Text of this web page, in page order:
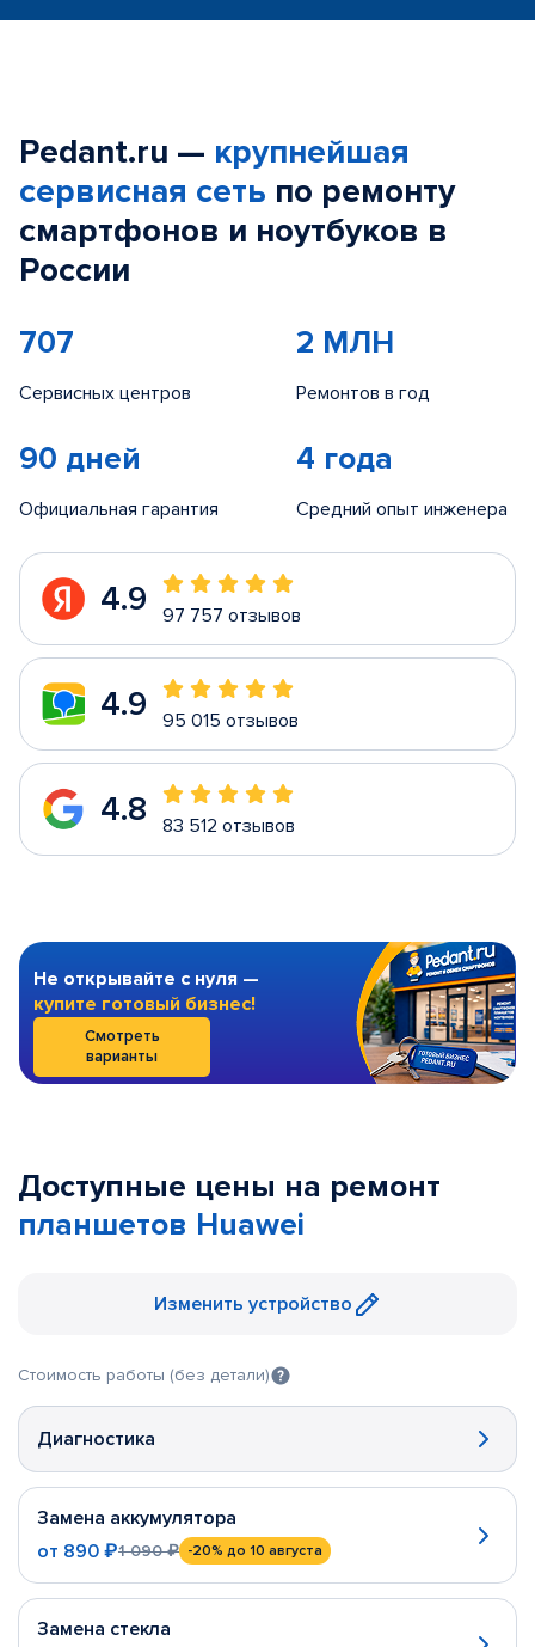
Pedant.ru — крупнейшая
сервисная сеть по ремонту
смартфонов и ноутбуков в
России
707
Сервисных центров
2 МЛН
Ремонтов в год
90 дней
Официальная гарантия
4 года
Средний опыт инженера
4.9 97 757 отзывов
4.9 95 015 отзывов
4.8 83 512 отзывов
Не открывайте с нуля —
купите готовый бизнес!
Смотреть
варианты
Доступные цены на ремонт
планшетов Huawei
Изменить устройство
Стоимость работы (без детали)
Диагностика
Замена аккумулятора
от 890 ₽1 090 ₽ -20% до 10 августа
Замена стекла